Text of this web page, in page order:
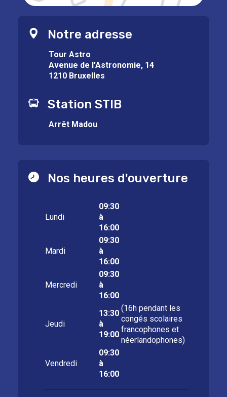
Notre adresse
Tour Astro
Avenue de l’Astronomie, 14
1210 Bruxelles
Station STIB
Arrêt Madou
Nos heures d'ouverture
Lundi
09:30
à
16:00
Mardi
09:30
à
16:00
Mercredi
09:30
à
16:00
Jeudi
13:30
à
19:00
(16h pendant les
congés scolaires
francophones et
néerlandophones)
Vendredi
09:30
à
16:00